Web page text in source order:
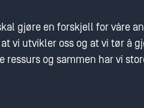
gjøre en forskjell for våre
vi utvikler oss og at vi tør å
ressurs og sammen har vi